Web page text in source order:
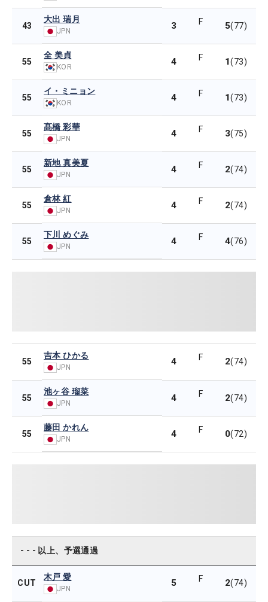
43
大出 瑞月
JPN 3 F 5(77)
55
全 美貞
KOR 4 F 1(73)
55
イ・ミニョン
KOR 4 F 1(73)
55
髙橋 彩華
JPN 4 F 3(75)
55
新地 真美夏
JPN 4 F 2(74)
55
倉林 紅
JPN 4 F 2(74)
55
下川 めぐみ
JPN 4 F 4(76)
55
吉本 ひかる
JPN
4 F 2(74)
55
池ヶ谷 瑠菜
JPN 4 F 2(74)
55
藤田 かれん
JPN 4 F 0(72)
- - - 以上、予選通過
CUT
木戸 愛
JPN
5 F 2(74)